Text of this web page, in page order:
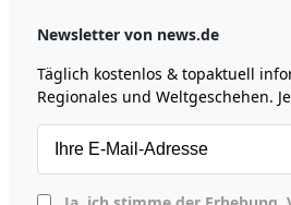
Newsletter von news.de
Täglich kostenlos & topaktuell
Regionales und Weltgeschehen.